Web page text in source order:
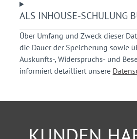
Kontrolle der einzelnen
Ihr Nutzen
Sie erhalten einen kompakten
Organisation und
Sie erlangen Kenntnisse aus
ALS INHOUSE-SCHULUNG
Über Umfang und Zweck dieser
die Dauer der Speicherung sowie
Auskunfts-, Widerspruchs- und
informiert detailliert unsere